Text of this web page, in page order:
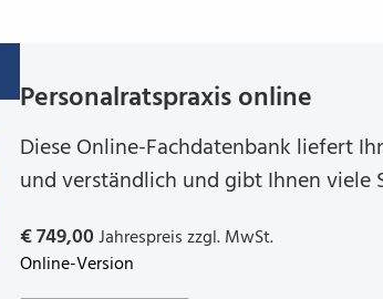
Per­so­nal­rats­praxis online
Diese Online-Fachdatenbank liefert
und verständlich und gibt Ihnen viele
€ 749,00Jahrespreis zzgl. MwSt.
Online-Version